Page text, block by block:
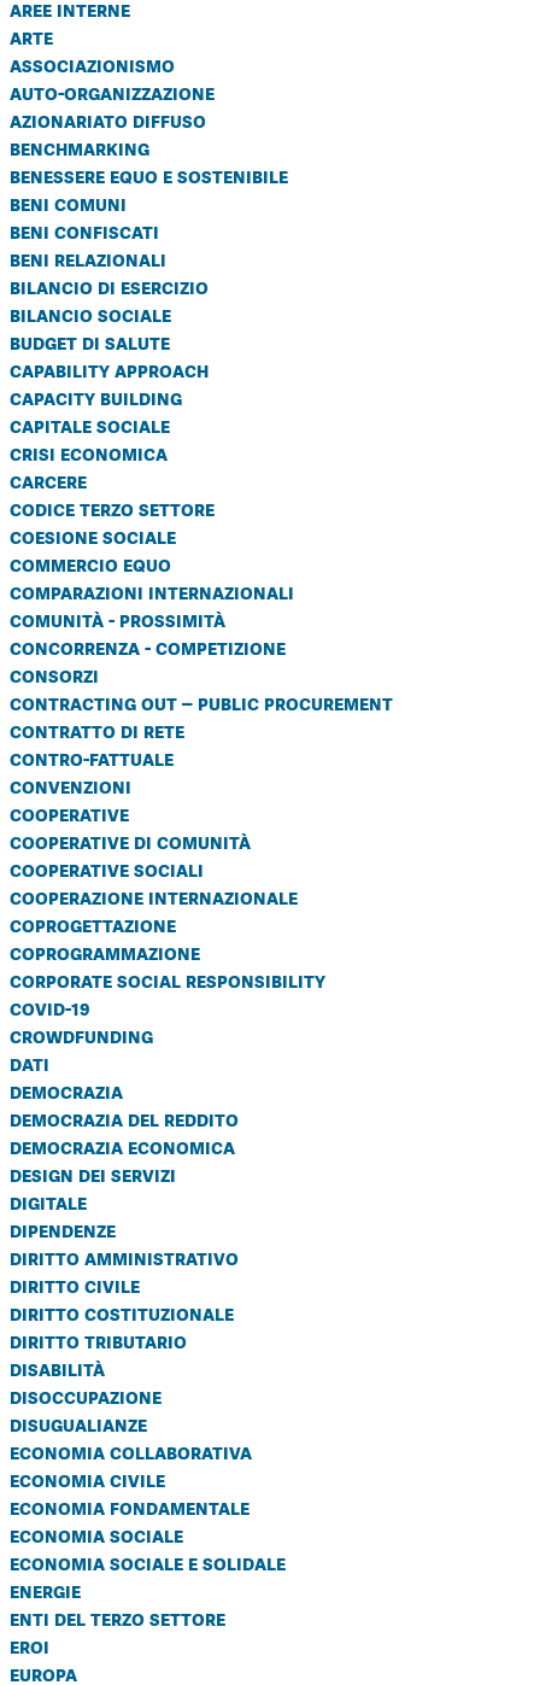
aree interne
arte
associazionismo
auto-organizzazione
azionariato diffuso
benchmarking
benessere equo e sostenibile
beni comuni
beni confiscati
beni relazionali
bilancio di esercizio
bilancio sociale
budget di salute
capability approach
capacity building
capitale sociale
crisi economica
carcere
codice terzo settore
coesione sociale
commercio equo
comparazioni internazionali
comunità - prossimità
concorrenza - competizione
consorzi
contracting out – public procurement
contratto di rete
contro-fattuale
convenzioni
cooperative
cooperative di comunità
cooperative sociali
cooperazione internazionale
coprogettazione
coprogrammazione
corporate social responsibility
covid-19
crowdfunding
dati
democrazia
democrazia del reddito
democrazia economica
design dei servizi
digitale
dipendenze
diritto amministrativo
diritto civile
diritto costituzionale
diritto tributario
disabilità
disoccupazione
disugualianze
economia collaborativa
economia civile
economia fondamentale
economia sociale
economia sociale e solidale
energie
enti del terzo settore
eroi
europa